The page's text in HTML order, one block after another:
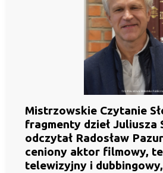
Mistrzowskie Czytanie
fragmenty dzieł Juliusza
odczytał Radosław
ceniony aktor filmowy,
telewizyjny i